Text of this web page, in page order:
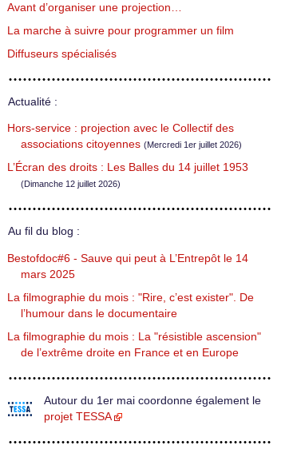
Avant d’organiser une projection…
La marche à suivre pour programmer un film
Diffuseurs spécialisés
Actualité :
Hors-service : projection avec le Collectif des
associations citoyennes (Mercredi 1er juillet 2026)
L’Écran des droits : Les Balles du 14 juillet 1953
(Dimanche 12 juillet 2026)
Au fil du blog :
Bestofdoc#6 - Sauve qui peut à L’Entrepôt le 14
mars 2025
La filmographie du mois : "Rire, c’est exister". De
l’humour dans le documentaire
La filmographie du mois : La "résistible ascension"
de l’extrême droite en France et en Europe
Autour du 1er mai coordonne également le
projet TESSA